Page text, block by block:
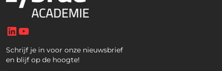
LinkedIn
Schrijf je in voor onze nieuwsbrief
en blijf op de hoogte!